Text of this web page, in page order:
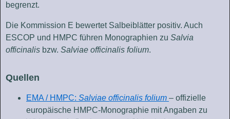
begrenzt.
Die Kommission E bewertet Salbeiblätter positiv. Auch
ESCOP und HMPC führen Monographien zu Salvia
officinalis bzw. Salviae officinalis folium.
Quellen
EMA / HMPC: Salviae officinalis folium – offizielle
europäische HMPC-Monographie mit Angaben zu